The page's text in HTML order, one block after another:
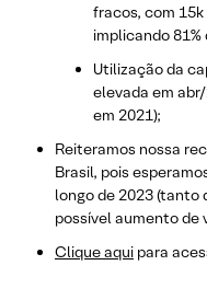
fracos, com
implicando
Utilização da
elevada em abr/
em 2021);
Reiteramos nossa
Brasil, pois
longo de 2023 (tanto
possível aumento de
Clique aqui para